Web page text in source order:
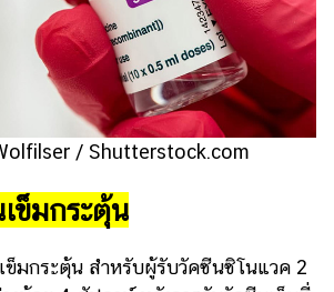
/ Shutterstock.com
ข็มกระตุ้น
ข็มกระตุ้น สำหรับผู้รับวัคซีนซิโนแวค 2